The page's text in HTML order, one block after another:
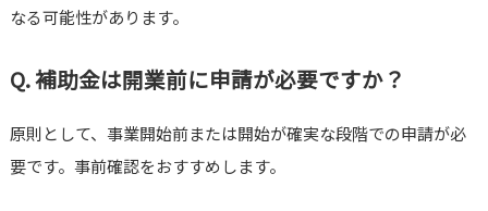
なる可能性があります。
Q. 補助金は開業前に申請が必要ですか？
原則として、事業開始前または開始が確実な段階での申請が必
要です。事前確認をおすすめします。